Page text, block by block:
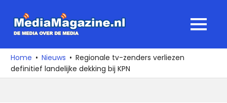
naar
media
over
de
MENU
Home Nieuws
Regionale tv-zenders verliezen
definitief landelijke dekking bij KPN